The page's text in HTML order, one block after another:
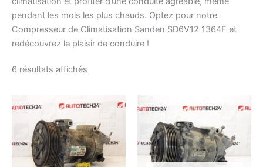
pendant les mois les plus chauds. Optez pour notre
Compresseur de Climatisation Sanden SD6V12 1364F et
redécouvrez le plaisir de conduire !
6 résultats affichés
au
plus